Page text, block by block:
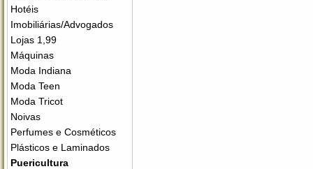
Hotéis
Imobiliárias/Advogados
Lojas 1,99
Máquinas
Moda Indiana
Moda Teen
Moda Tricot
Noivas
Perfumes e Cosméticos
Plásticos e Laminados
Puericultura